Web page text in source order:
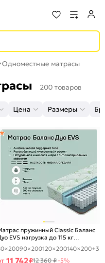
Одноместные матрасы
200 товаров
Цена Размеры
пружинный Classic Баланс
EVS нагрузка до 115 кг
90×200120×200140×200+3
11 742₽12 360 ₽-5%